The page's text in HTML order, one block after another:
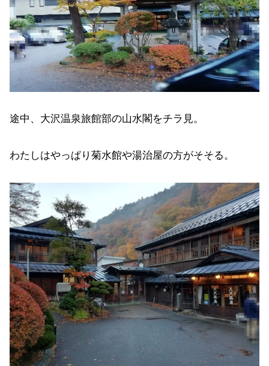
途中、大沢温泉旅館部の山水閣をチラ見。
わたしはやっぱり菊水館や湯治屋の方がそそる。